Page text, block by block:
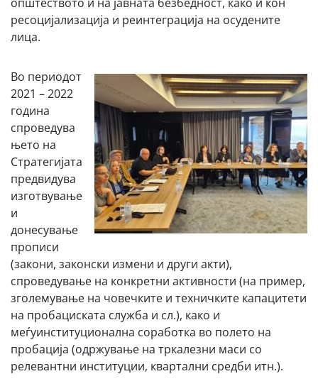
ресоцијализација и реинтеграција на осудените
лица.
Во периодот
2021 – 2022
година
спроведува
њето на
Стратегијата
предвидува
изготвување
и
донесување
прописи
(закони, законски измени и други акти),
спроведување на конкретни активности (на пример,
зголемување на човечките и техничките капацитети
на пробациската служба и сл.), како и
меѓуинституционална соработка во полето на
пробација (одржување на тркалезни маси со
релевантни институции, квартални средби итн.).